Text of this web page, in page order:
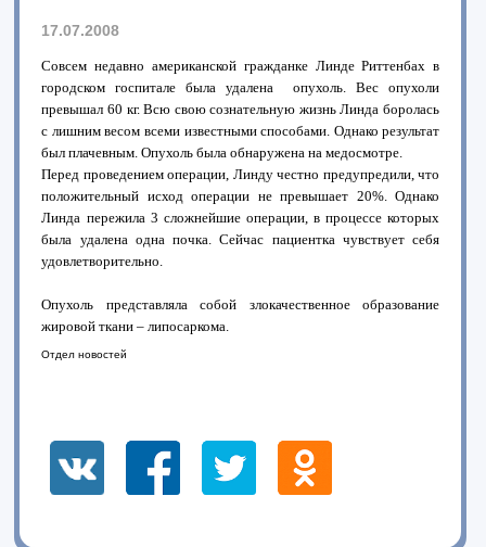
17.07.2008
Совсем недавно американской гражданке Линде Риттенбах в
городском госпитале была удалена
опухоль. Вес опухоли
превышал 60 кг. Всю свою сознательную жизнь Линда боролась
с лишним весом всеми известными способами. Однако результат
был плачевным. Опухоль была обнаружена на медосмотре.
Перед проведением операции, Линду честно предупредили, что
положительный исход операции не превышает 20%. Однако
Линда пережила 3 сложнейшие операции, в процессе которых
была удалена одна почка. Сейчас пациентка чувствует себя
удовлетворительно.
Опухоль представляла собой злокачественное образование
жировой ткани – липосаркома.
Отдел новостей